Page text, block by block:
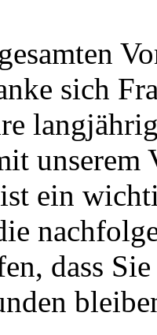
sich
unserem
ein
dass